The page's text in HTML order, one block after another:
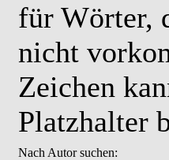
für Wörter,
nicht
Zeichen
Platzhalter
Nach Autor suchen: